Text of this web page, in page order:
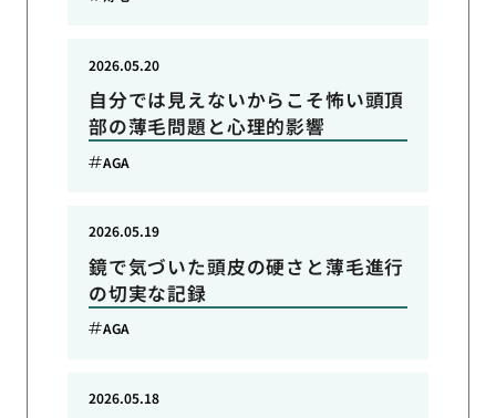
自分では見えないからこそ怖い頭頂
部の薄毛問題と心理的影響
2026.05.20
AGA
鏡で気づいた頭皮の硬さと薄毛進行
の切実な記録
2026.05.19
AGA
2026.05.18